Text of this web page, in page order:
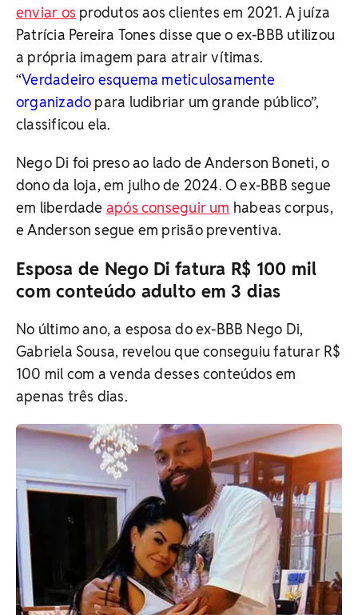
enviar os produtos aos clientes em 2021.A juíza
Patrícia Pereira Tones disse que o ex-BBB utilizou
a própria imagem para atrair vítimas.
“Verdadeiro esquema meticulosamente
organizado para ludibriar um grande público”,
classificou ela.
Nego Di foi preso ao lado de Anderson Boneti, o
dono da loja, em julho de 2024. O ex-BBB segue
em liberdade após conseguir um habeas corpus,
e Anderson segue em prisão preventiva.
Esposa de Nego Di fatura R$ 100 mil
com conteúdo adulto em 3 dias
No último ano, a esposa do ex-BBB Nego Di,
Gabriela Sousa, revelou que conseguiu faturar R$
100 mil com a venda desses conteúdos em
apenas três dias.